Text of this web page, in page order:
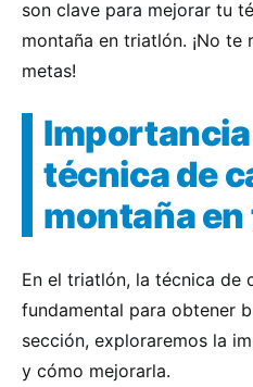
son clave para mejorar tu
montaña en triatlón. ¡No te
metas!
Importancia
técnica de
montaña
En el triatlón, la técnica de
fundamental para obtener
sección, exploraremos la
y cómo mejorarla.